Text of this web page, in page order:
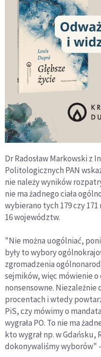
Dr Radosław Markowski
Politologicznych PAN
nie należy wyników
nie ma żadnego ciała
wybierano tych 179 czy
16 województw.
"Nie można uogólniać,
były to wybory
zgromadzenia
sejmików, więc mówienie
nonsensowne. Niezależnie
procentach i wtedy
PiS, czy mówimy o
wygrała PO. To nie ma
kto wygrał np. w
dokonywaliśmy wyborów"